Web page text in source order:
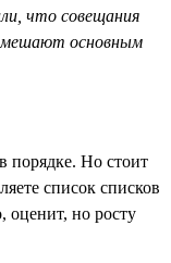
что совещания
основным
порядке. Но стоит
список списков
оценит, но росту